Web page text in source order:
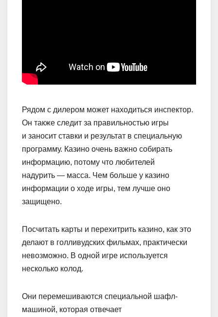
Рядом с дилером может находиться инспектор.
Он также следит за правильностью игры
и заносит ставки и результат в специальную
программу. Казино очень важно собирать
информацию, потому что любителей
надурить — масса. Чем больше у казино
информации о ходе игры, тем лучше оно
защищено.
Посчитать карты и перехитрить казино, как это
делают в голливудских фильмах, практически
невозможно. В одной игре используется
несколько колод.
Они перемешиваются специальной шафл-
машиной, которая отвечает